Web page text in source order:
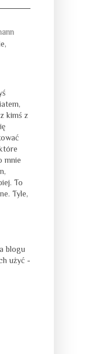
kimś z
mnie
To
Tyle,
blogu
użyć -